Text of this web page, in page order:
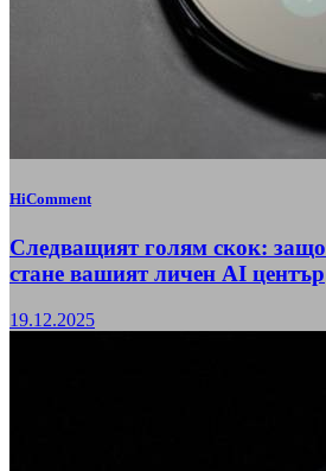
HiComment
Следващият голям скок:
стане вашият личен AI център
19.12.2025